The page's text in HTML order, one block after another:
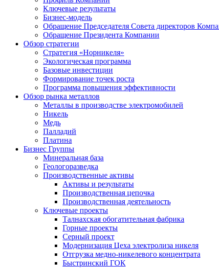
Ключевые результаты
Бизнес-модель
Обращение Председателя Совета директоров
Обращение Президента Компании
Обзор стратегии
Стратегия «Норникеля»
Экологическая программа
Базовые инвестиции
Формирование точек роста
Программа повышения эффективности
Обзор рынка металлов
Металлы в производстве электромобилей
Никель
Медь
Палладий
Платина
Бизнес Группы
Минеральная база
Геологоразведка
Производственные активы
Активы и результаты
Производственная цепочка
Производственная деятельность
Ключевые проекты
Талнахская обогатительная фабрика
Горные проекты
Серный проект
Модернизация Цеха электролиза никеля
Отгрузка медно-никелевого концентрата
Быстринский ГОК